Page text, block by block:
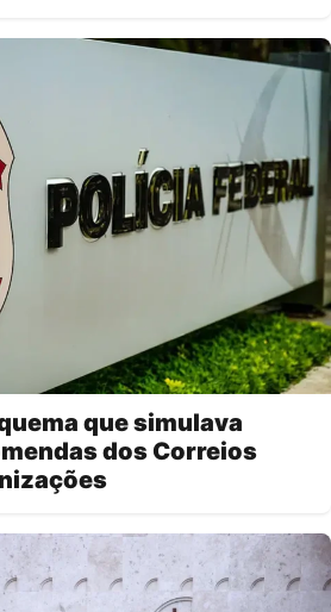
que simulava
dos Correios